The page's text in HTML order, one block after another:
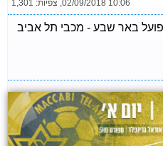
02/09/2018 10:06
, צפיות: 1,301
באר שבע - מכבי תל אביב